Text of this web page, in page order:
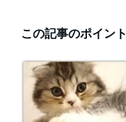
この記事のポイント